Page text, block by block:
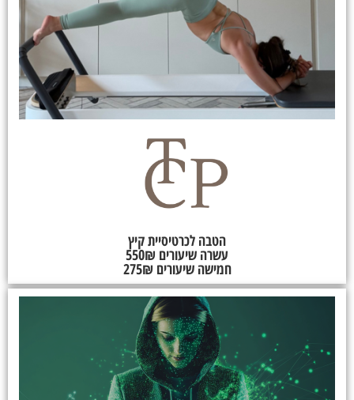
הטבה לכרטיסיית קיץ
עשרה שיעורים 550₪
חמישה שיעורים 275₪